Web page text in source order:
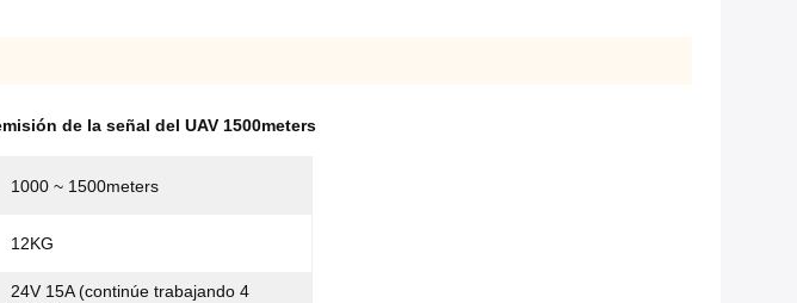
de la señal del UAV 1500meters
1000 ~ 1500meters
12KG
24V 15A (continúe trabajando 4